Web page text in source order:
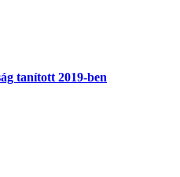
tanított 2019-ben